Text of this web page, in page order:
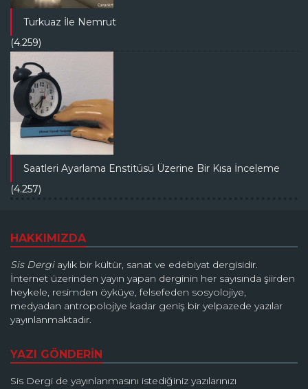
Turkuaz İle Nemrut
(4.259)
Saatleri Ayarlama Enstitüsü Üzerine Bir Kısa İnceleme
(4.257)
HAKKIMIZDA
Sis Dergiaylık bir kültür, sanat ve edebiyat dergisidir.
İnternet üzerinden yayın yapan derginin her sayısında şiirden
heykele, resimden öyküye, felsefeden sosyolojiye,
medyadan antropolojiye kadar geniş bir yelpazede yazılar
yayınlanmaktadır.
YAZI GÖNDERİN
Sis Dergi de yayınlanmasını istediğiniz yazılarınızı